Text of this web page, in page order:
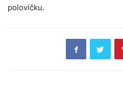
polovičku.